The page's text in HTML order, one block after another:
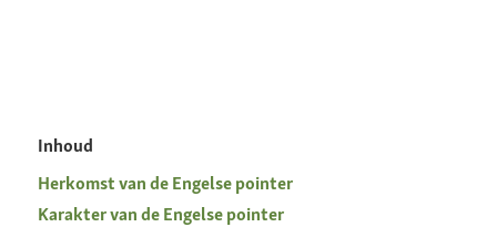
Inhoud
Herkomst van de Engelse pointer
Karakter van de Engelse pointer